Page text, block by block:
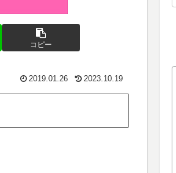
コピー
2019.01.26 2023.10.19